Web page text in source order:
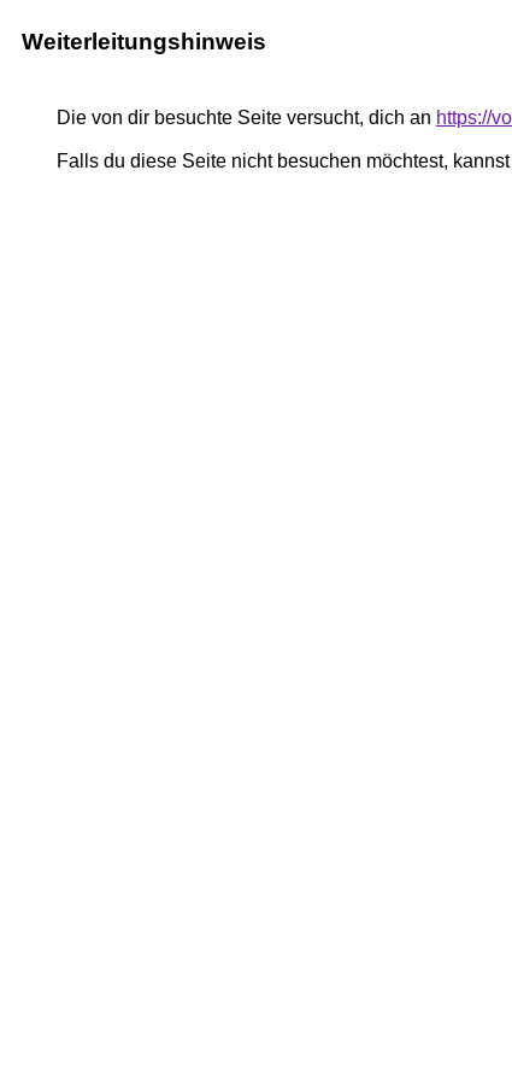
Weiterleitungshinweis
Die von dir besuchte Seite versucht, dich an https://
Falls du diese Seite nicht besuchen möchtest, kannst